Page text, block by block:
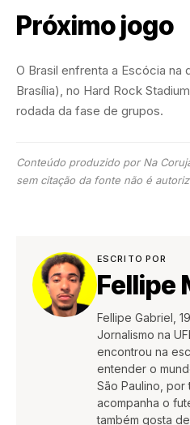
Próximo jogo
O Brasil enfrenta a Escócia na
Brasília), no Hard Rock
rodada da fase de grupos.
Conteúdo produzido por Na
sem citação da fonte não é
ESCRITO POR
Fellipe
Fellipe Gabriel,
Jornalismo na
encontrou na
entender o
São Paulino, por
acompanha o
também gosta